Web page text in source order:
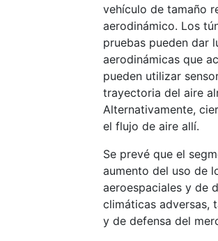
vehículo de tamaño
aerodinámico. Los
pruebas pueden dar
aerodinámicas que
pueden utilizar
trayectoria del aire
Alternativamente,
el flujo de aire allí.
Se prevé que el
aumento del uso de
aeroespaciales y de
climáticas adversas,
y de defensa del